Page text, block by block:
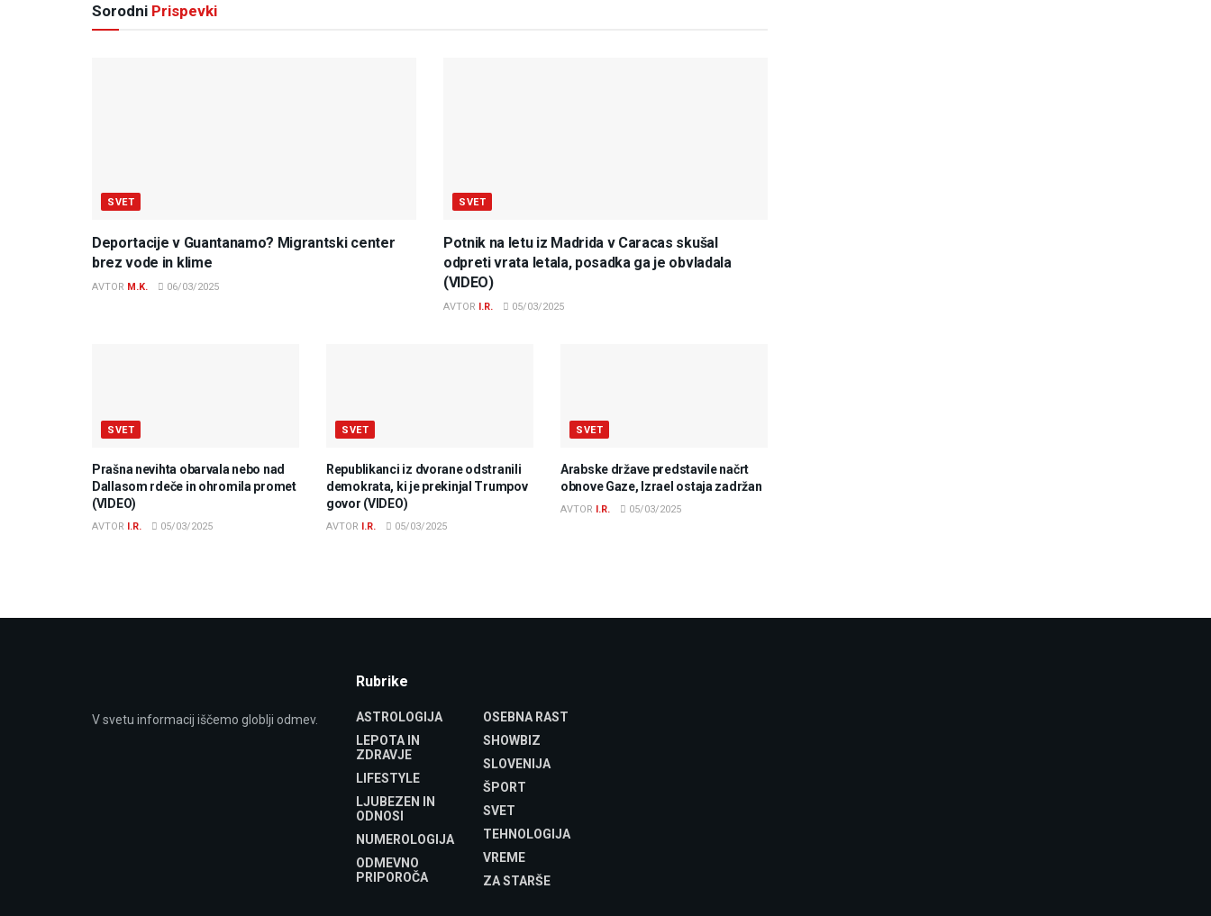
Sorodni Prispevki
SVET
Deportacije v Guantanamo? Migrantski center
brez vode in klime
AVTOR M.K. 06/03/2025
SVET
Potnik na letu iz Madrida v Caracas skušal
odpreti vrata letala, posadka ga je obvladala
(VIDEO)
AVTOR I.R. 05/03/2025
SVET
Prašna nevihta obarvala nebo nad
Dallasom rdeče in ohromila promet
(VIDEO)
AVTOR I.R. 05/03/2025
SVET
Republikanci iz dvorane odstranili
demokrata, ki je prekinjal Trumpov
govor (VIDEO)
AVTOR I.R. 05/03/2025
SVET
Arabske države predstavile načrt
obnove Gaze, Izrael ostaja zadržan
AVTOR I.R. 05/03/2025
V svetu informacij iščemo globlji odmev.
Rubrike
ASTROLOGIJA
LEPOTA IN
ZDRAVJE
LIFESTYLE
LJUBEZEN IN
ODNOSI
NUMEROLOGIJA
ODMEVNO
PRIPOROČA
OSEBNA RAST
SHOWBIZ
SLOVENIJA
ŠPORT
SVET
TEHNOLOGIJA
VREME
ZA STARŠE